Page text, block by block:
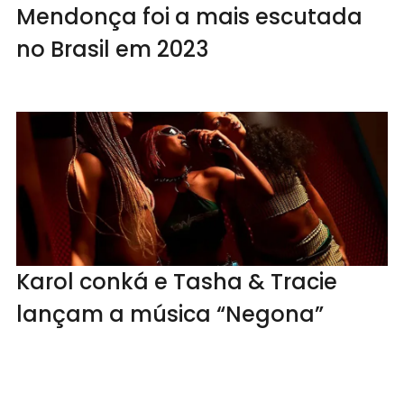
Mendonça foi a mais escutada
no Brasil em 2023
Karol conká e Tasha & Tracie
lançam a música “Negona”